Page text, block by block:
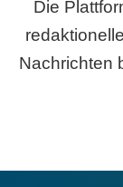
Die
Nachrichten